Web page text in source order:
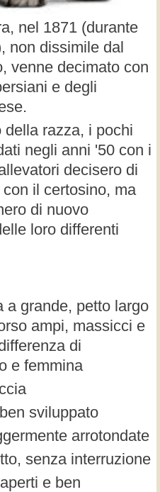
nel 1871 (durante
non dissimile dal
venne decimato con
e degli
razza, i pochi
negli anni '50 con i
decisero di
il certosino, ma
di nuovo
loro differenti
a grande, petto largo
ampi, massicci e
di
e femmina
sviluppato
arrotondate
senza interruzione
e ben